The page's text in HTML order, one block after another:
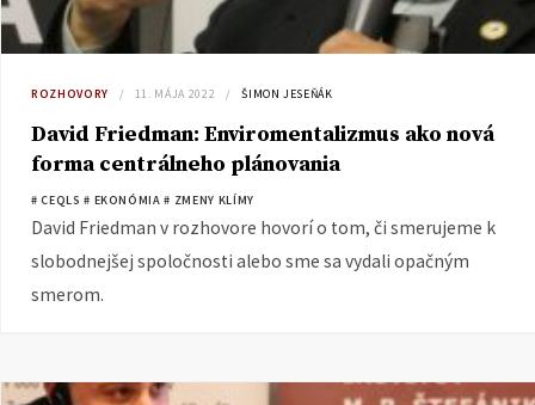
ROZHOVORY 11. MÁJA 2022 ŠIMON JESEŇÁK
David Friedman: Enviromentalizmus ako nová
forma centrálneho plánovania
# CEQLS # EKONÓMIA # ZMENY KLÍMY
David Friedman v rozhovore hovorí o tom, či smerujeme k
slobodnejšej spoločnosti alebo sme sa vydali opačným
smerom.